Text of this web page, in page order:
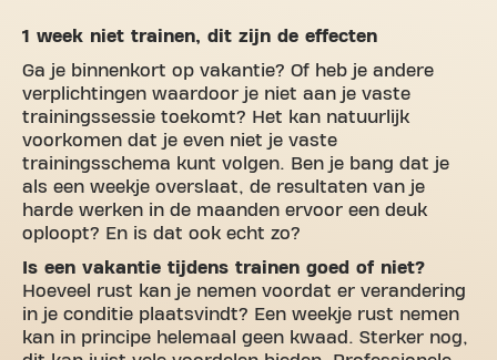
1 week niet trainen, dit zijn de effecten
Ga je binnenkort op vakantie? Of heb je andere
verplichtingen waardoor je niet aan je vaste
trainingssessie toekomt? Het kan natuurlijk
voorkomen dat je even niet je vaste
trainingsschema kunt volgen. Ben je bang dat je
als een weekje overslaat, de resultaten van je
harde werken in de maanden ervoor een deuk
oploopt? En is dat ook echt zo?
Is een vakantie tijdens trainen goed of niet?
Hoeveel rust kan je nemen voordat er verandering
in je conditie plaatsvindt? Een weekje rust nemen
kan in principe helemaal geen kwaad. Sterker nog,